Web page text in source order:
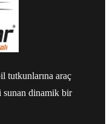
tutkunlarına araç
sunan dinamik bir